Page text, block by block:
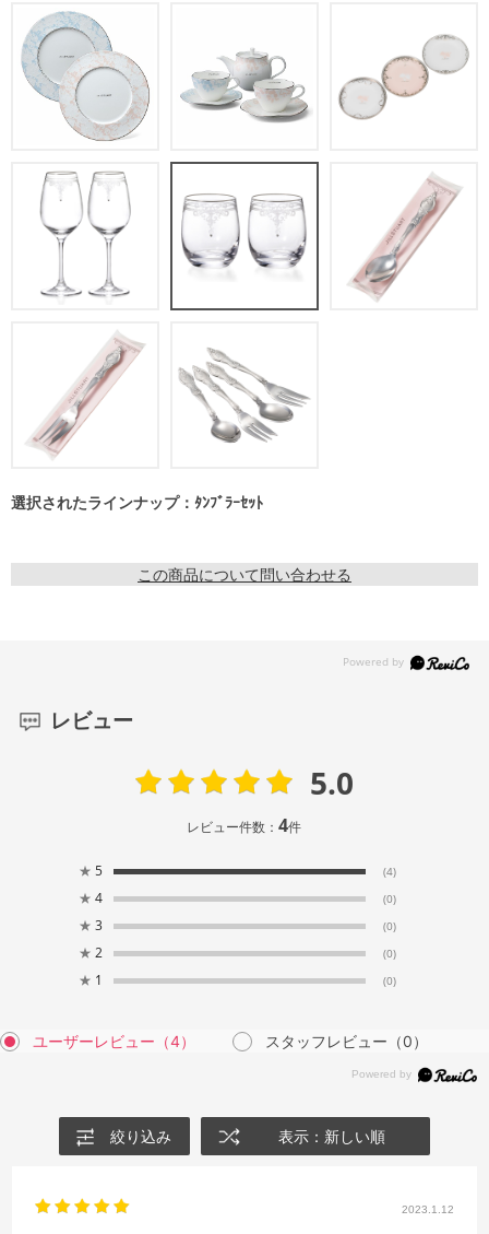
選択されたラインナップ：ﾀﾝﾌﾞﾗｰｾｯﾄ
この商品について問い合わせる
レビュー
5.0
レビュー件数：4件
★ 5 (4)
★ 4 (0)
★ 3 (0)
★ 2 (0)
★ 1 (0)
ユーザーレビュー （4） スタッフレビュー （0）
絞り込み 表示：新しい順
2023.1.12